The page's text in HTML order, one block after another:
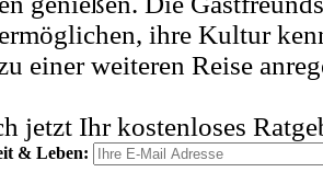
ihre Kultur
einer weiteren Reise
jetzt Ihr kostenloses
& Leben: